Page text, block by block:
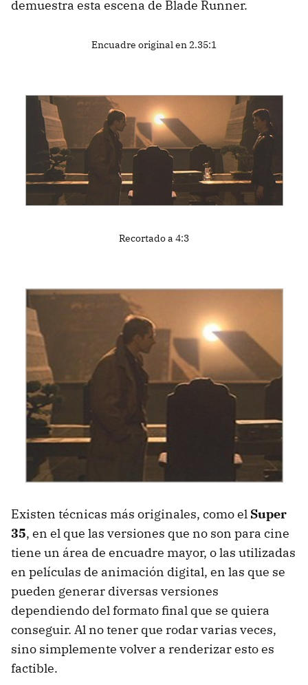
demuestra esta escena de Blade Runner.
Encuadre original en 2.35:1
Recortado a 4:3
Existen técnicas más originales, como el Super
35, en el que las versiones que no son para cine
tiene un área de encuadre mayor, o las utilizadas
en películas de animación digital, en las que se
pueden generar diversas versiones
dependiendo del formato final que se quiera
conseguir. Al no tener que rodar varias veces,
sino simplemente volver a renderizar esto es
factible.